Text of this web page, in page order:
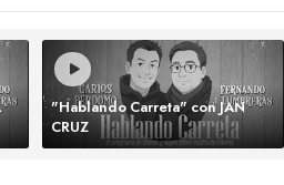
"Hablando Carreta" con JAN
CRUZ